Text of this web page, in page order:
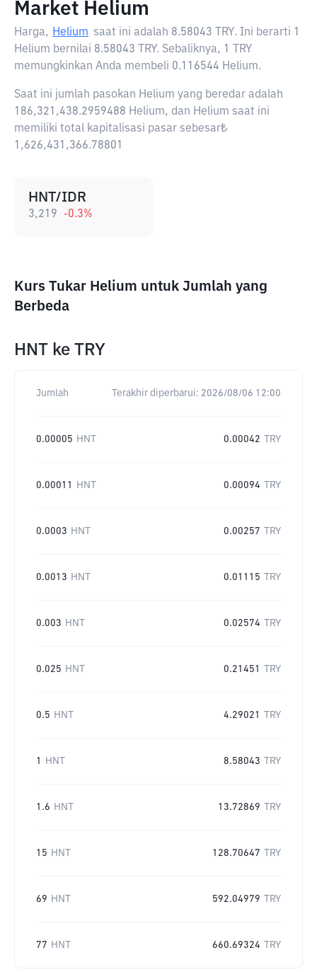
Market Helium
Harga, Helium saat ini adalah 8.58043 TRY. Ini berarti 1
Helium bernilai 8.58043 TRY. Sebaliknya, 1 TRY
memungkinkan Anda membeli 0.116544 Helium.
Saat ini jumlah pasokan Helium yang beredar adalah
186,321,438.2959488 Helium, dan Helium saat ini
memiliki total kapitalisasi pasar sebesar₺
1,626,431,366.78801
HNT/IDR
3,219 -0.3%
Kurs Tukar Helium untuk Jumlah yang
Berbeda
HNT ke TRY
Jumlah Terakhir diperbarui: 2026/08/06 12:00
0.00005 HNT 0.00042 TRY
0.00011 HNT 0.00094 TRY
0.0003 HNT 0.00257 TRY
0.0013 HNT 0.01115 TRY
0.003 HNT 0.02574 TRY
0.025 HNT 0.21451 TRY
0.5 HNT 4.29021 TRY
1 HNT 8.58043 TRY
1.6 HNT 13.72869 TRY
15 HNT 128.70647 TRY
69 HNT 592.04979 TRY
77 HNT 660.69324 TRY